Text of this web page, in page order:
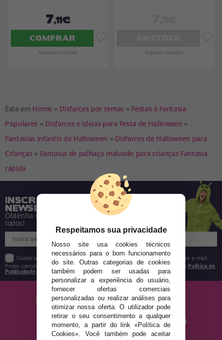
7,11€
COMPRAR
Imposto Incluído Imposto Incluído
Esta em Home » Disfarces por temas » Festas à Fantasia
Populares » Disfarces e Ideias para Festa de Halloween »
Fantasias infantis de Halloween » Disfarces de Halloween para
Crianças » Fantasia de palhaço malvado para crianças Fantasia
rápida
INSCREVA-SE NA NOSSA
NEWSLETTER
Obtenha descontos e saiba de tudo antes de
todos!
Gostaria de receber descontos exclusivos, novidades e tendências por e-mail.
Posso cancelar a inscrição a qualquer momento, conforme estipulado na Política de
Publicidade
Respeitamos sua privacidade
Nosso site usa cookies técnicos
necessários para o bom funcionamento
do site. Outras categorias de cookies
também podem ser usadas para
personalizar a experiência do usuário,
fornecer ofertas comerciais
personalizadas ou realizar análises para
otimizar nossa oferta. O utilizador pode
retirar o seu consentimento a qualquer
momento, a partir do link «Política de
Cookies». Você também pode aceitar